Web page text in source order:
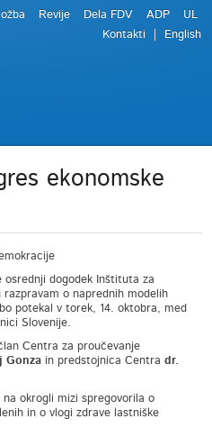
Revije Dela FDV ADP
UL
Kontakti
English
ekonomske
osrednji dogodek Inštituta za
o naprednih modelih
potekal v torek, 14. oktobra, med
Slovenije.
Centra za proučevanje
Gonza in predstojnica Centradr.
na okrogli mizi spregovorila o
in o vlogi zdrave lastniške